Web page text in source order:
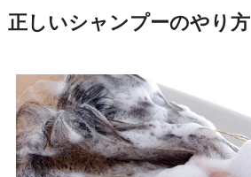
正しいシャンプーのやり方